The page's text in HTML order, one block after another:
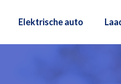
Elektrische auto